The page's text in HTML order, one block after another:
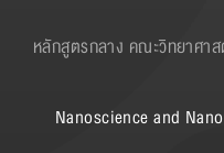
หลักสูตรกลาง คณะวิทยาศา
Nanoscience and